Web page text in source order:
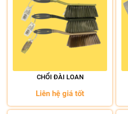
CHỔI ĐÀI LOAN
Liên hệ giá tốt